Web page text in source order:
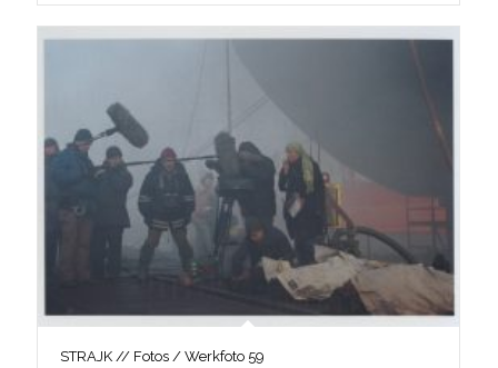
STRAJK // Fotos / Werkfoto 59